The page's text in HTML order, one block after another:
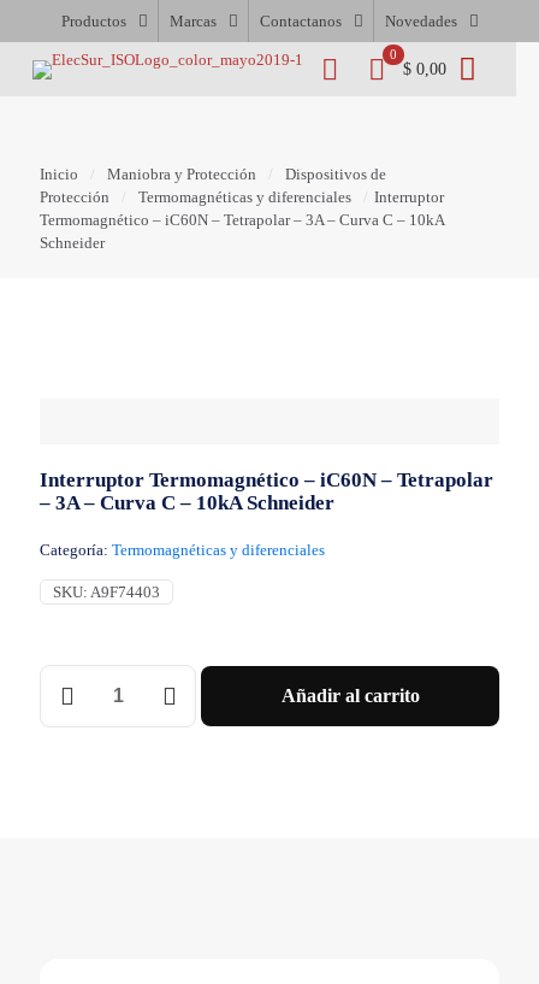
Productos Marcas Contactanos Novedades
0
$ 0,00
Inicio Maniobra y Protección
Dispositivos de
Protección
Termomagnéticas y diferenciales
Interruptor
Termomagnético – iC60N – Tetrapolar – 3A – Curva C – 10kA
Schneider
Interruptor Termomagnético – iC60N – Tetrapolar
– 3A – Curva C – 10kA Schneider
Categoría: Termomagnéticas y diferenciales
SKU: A9F74403
Interruptor
Termomagnético
-
Añadir al carrito